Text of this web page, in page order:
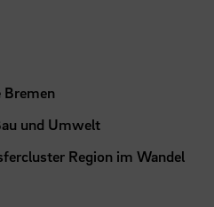
und Umwelt
Region im Wandel